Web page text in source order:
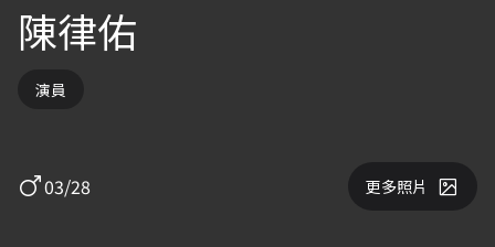
陳律佑
演員
03/28 更多照片